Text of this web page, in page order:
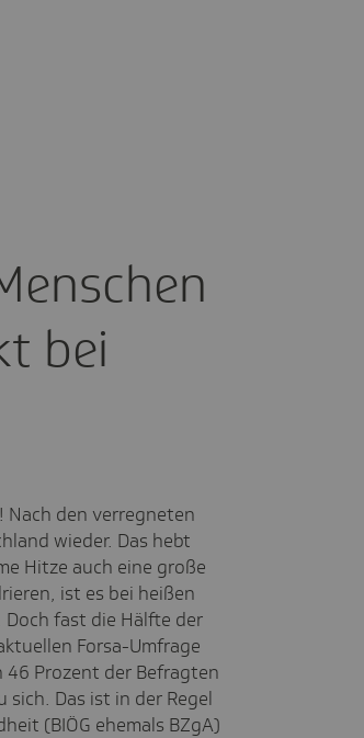
bei
Nach den verregneten
wieder. Das hebt
Hitze auch eine große
ist es bei heißen
fast die Hälfte der
Forsa-Umfrage
46 Prozent der Befragten
sich. Das ist in der Regel
(BIÖG ehemals BZgA)